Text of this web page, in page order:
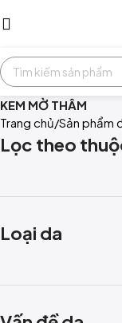
KEM MỜ THÂM
Trang chủ Sản phẩm
Lọc theo
Loại da